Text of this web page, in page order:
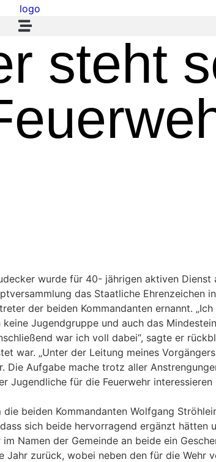
steht
wurde für 40- jährigen aktiven Dienst
das Staatliche Ehrenzeichen
der beiden Kommandanten ernannt.
Jugendgruppe und auch das
war ich voll dabei“, sagte er
war. „Unter der Leitung meines
Die Aufgabe mache trotz aller
für die Feuerwehr
beiden Kommandanten Wolfgang
sich beide hervorragend ergänzt hätten
Namen der Gemeinde an beide ein
zurück, wobei neben den für die Wehr